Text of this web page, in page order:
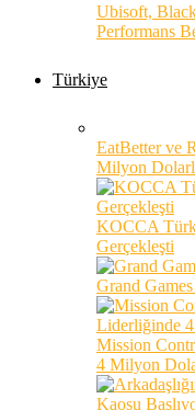
Ubisoft,
Performans
Türkiye
EatBetter ve
Milyon
KOCCA
Gerçekleşti
Grand
Mission
4 Milyon